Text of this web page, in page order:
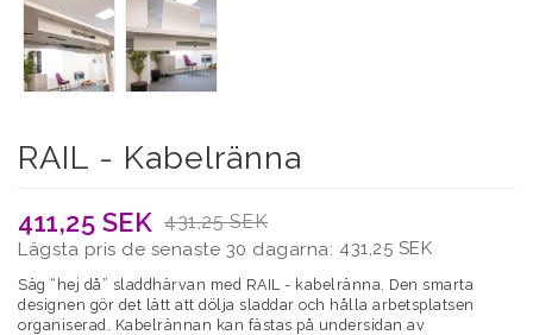
RAIL - Kabelränna
431,25 SEK
411,25 SEK
Lägsta pris de senaste 30 dagarna 431,25 SEK
Säg “hej då” sladdhärvan med RAIL - kabelränna. Den smarta
designen gör det lätt att dölja sladdar och hålla arbetsplatsen
organiserad. Kabelrännan kan fästas på undersidan av